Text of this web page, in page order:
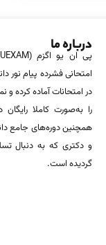
درباره ما
امتحانی فشرده پیام نور
در امتحانات آماده‌ کرده
را به‌صورت کاملا
همچنین دوره‌های جامع
و دکتری که به دنبال
گردیده است.